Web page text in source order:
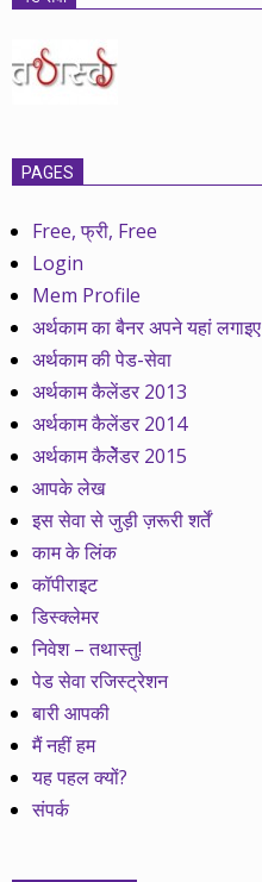
PAGES
Free, फ्री, Free
Login
Mem Profile
अर्थकाम का बैनर अपने यहां लगाइए
अर्थकाम की पेड-सेवा
अर्थकाम कैलेंडर 2013
अर्थकाम कैलेंडर 2014
अर्थकाम कैलेेंडर 2015
आपके लेख
इस सेवा से जुड़ी ज़रूरी शर्तें
काम के लिंक
कॉपीराइट
डिस्क्लेमर
निवेश – तथास्तु!
पेड सेवा रजिस्ट्रेशन
बारी आपकी
मैं नहीं हम
यह पहल क्यों?
संपर्क